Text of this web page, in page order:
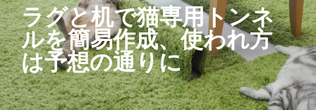
水
防
塵
デ
ィ
ラグと机で猫専用トンネ
ルを簡易作成、使われ方
は予想の通りに